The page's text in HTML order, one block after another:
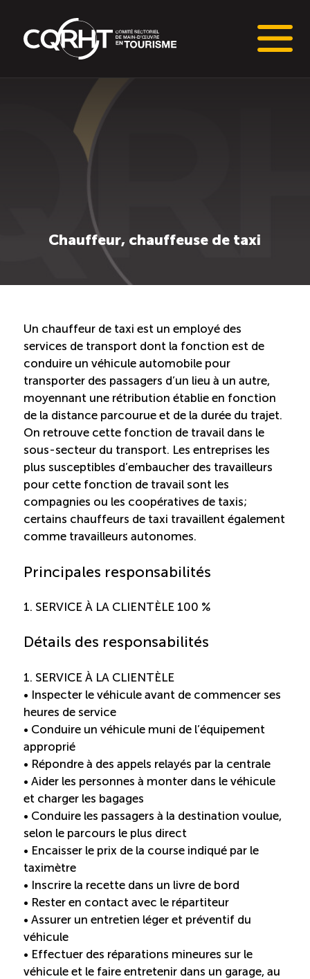
Connaissances stratégiques
Informations sur le marché du travail (IMT)
Main-d’oeuvre en tourisme
Saisonnalité des emplois
Outils et ressources
Descriptions de fonction
Balados
Diffusion d’offres d’emploi en ligne
Programmes d’aide et subventions
Compétences et formations
Nouvelles formations
Formation sur mesure
Programme de formation EMERIT
Cuisinier : programme alternance travail-étude
(COUD)
Apprentissage en milieu de travail (PAMT)
Reconnaissance des compétences (RCMO)
Chauffeur, chauffeuse de taxi
Un chauffeur de taxi est un employé des
services de transport dont la fonction est de
conduire un véhicule automobile pour
transporter des passagers d’un lieu à un autre,
moyennant une rétribution établie en fonction
de la distance parcourue et de la durée du trajet.
On retrouve cette fonction de travail dans le
sous-secteur du transport. Les entreprises les
plus susceptibles d’embaucher des travailleurs
pour cette fonction de travail sont les
compagnies ou les coopératives de taxis;
certains chauffeurs de taxi travaillent également
comme travailleurs autonomes.
Principales responsabilités
1. SERVICE À LA CLIENTÈLE 100 %
Détails des responsabilités
1. SERVICE À LA CLIENTÈLE
• Inspecter le véhicule avant de commencer ses
heures de service
• Conduire un véhicule muni de l’équipement
approprié
• Répondre à des appels relayés par la centrale
• Aider les personnes à monter dans le véhicule
et charger les bagages
• Conduire les passagers à la destination voulue,
selon le parcours le plus direct
• Encaisser le prix de la course indiqué par le
taximètre
• Inscrire la recette dans un livre de bord
• Rester en contact avec le répartiteur
• Assurer un entretien léger et préventif du
véhicule
• Effectuer des réparations mineures sur le
véhicule et le faire entretenir dans un garage, au